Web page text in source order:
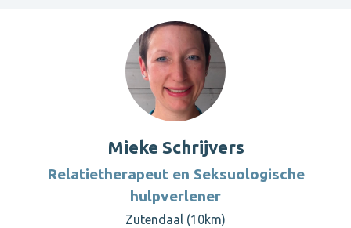
Mieke Schrijvers
Relatietherapeut en Seksuologische
hulpverlener
Zutendaal (10km)